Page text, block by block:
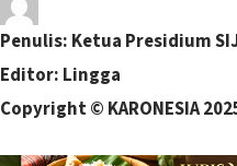
Penulis: Ketua Presidium
Editor: Lingga
Copyright © KARONESIA